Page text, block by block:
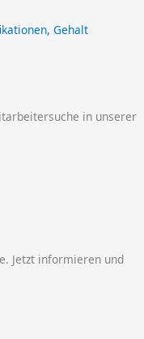
Gehalt
in unserer
Jetzt informieren und